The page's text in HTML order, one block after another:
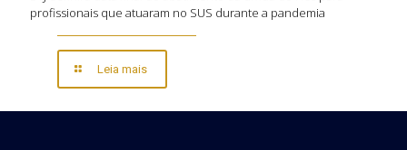
profissionais que atuaram no SUS durante a pandemia
Leia mais